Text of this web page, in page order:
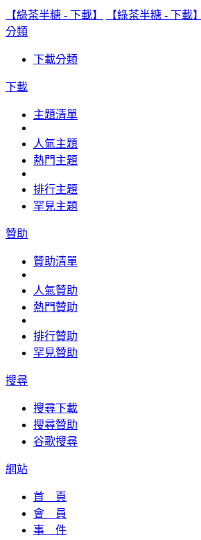
【綠茶半糖 - 下載】
【綠茶半糖 - 下載】
分類
下載分類
下載
主題清單
人氣主題
熱門主題
排行主題
罕見主題
贊助
贊助清單
人氣贊助
熱門贊助
排行贊助
罕見贊助
搜尋
搜尋下載
搜尋贊助
谷歌搜尋
網站
首 頁
會 員
事 件